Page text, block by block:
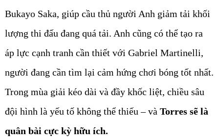
Bukayo Saka, giúp cầu thủ người Anh giảm tải khối
lượng thi đấu đang quá tải. Anh cũng có thể tạo ra
áp lực cạnh tranh cần thiết với Gabriel Martinelli,
người đang cần tìm lại cảm hứng chơi bóng tốt nhất.
Trong mùa giải kéo dài và đầy khốc liệt, chiều sâu
đội hình là yếu tố không thể thiếu – và Torres sẽ là
quân bài cực kỳ hữu ích.